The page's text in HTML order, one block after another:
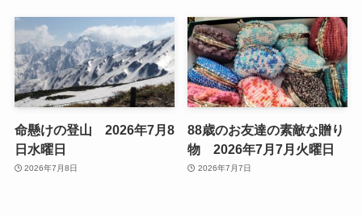
命懸けの登山 2026年7月8
日水曜日
2026年7月8日
88歳のお友達の素敵な贈り
物 2026年7月7月火曜日
2026年7月7日